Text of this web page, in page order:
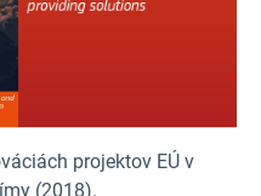
projektov EÚ v
(2018).